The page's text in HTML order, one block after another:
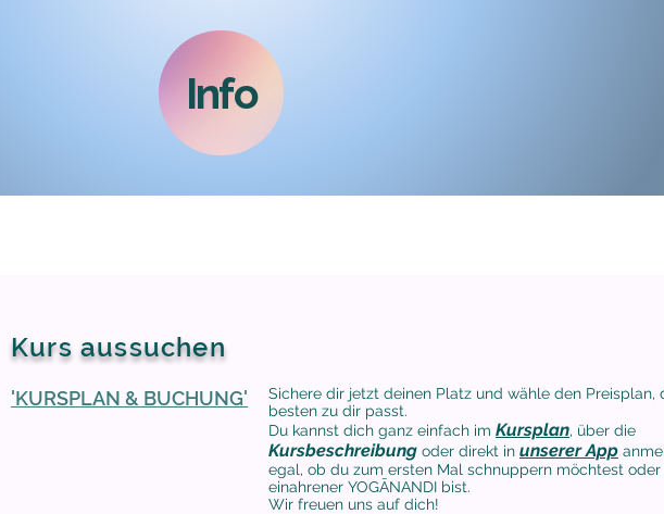
Info
Kurs aussuchen
'KURSPLAN & BUCHUNG'
Sichere dir jetzt deinen Platz und wähle den Preisplan,
besten zu dir passt.
Du kannst dich ganz einfach im Kursplan, über die
Kursbeschreibung oder direkt in unserer App
egal, ob du zum ersten Mal schnuppern möchtest
einahrener YOGĀNANDI bist.
Wir freuen uns auf dich!